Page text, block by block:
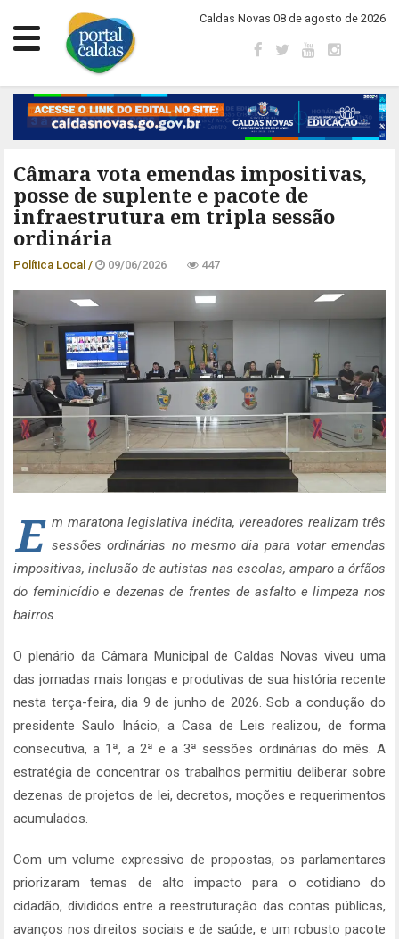
Caldas Novas 08 de agosto de 2026
Câmara vota emendas impositivas,
posse de suplente e pacote de
infraestrutura em tripla sessão
ordinária
Política Local / 09/06/2026 447
E m maratona legislativa inédita, vereadores realizam três
sessões ordinárias no mesmo dia para votar emendas
impositivas, inclusão de autistas nas escolas, amparo a órfãos
do feminicídio e dezenas de frentes de asfalto e limpeza nos
bairros.
O plenário da Câmara Municipal de Caldas Novas viveu uma
das jornadas mais longas e produtivas de sua história recente
nesta terça-feira, dia 9 de junho de 2026. Sob a condução do
presidente Saulo Inácio, a Casa de Leis realizou, de forma
consecutiva, a 1ª, a 2ª e a 3ª sessões ordinárias do mês. A
estratégia de concentrar os trabalhos permitiu deliberar sobre
dezenas de projetos de lei, decretos, moções e requerimentos
acumulados.
Com um volume expressivo de propostas, os parlamentares
priorizaram temas de alto impacto para o cotidiano do
cidadão, divididos entre a reestruturação das contas públicas,
avanços nos direitos sociais e de saúde, e um robusto pacote